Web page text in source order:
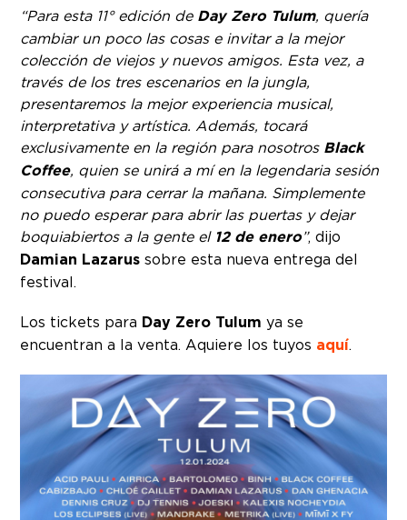
“Para esta 11° edición de Day Zero Tulum, quería
cambiar un poco las cosas e invitar a la mejor
colección de viejos y nuevos amigos. Esta vez, a
través de los tres escenarios en la jungla,
presentaremos la mejor experiencia musical,
interpretativa y artística. Además, tocará
exclusivamente en la región para nosotros Black
Coffee, quien se unirá a mí en la legendaria sesión
consecutiva para cerrar la mañana. Simplemente
no puedo esperar para abrir las puertas y dejar
boquiabiertos a la gente el 12 de enero”, dijo
Damian Lazarus sobre esta nueva entrega del
festival.
Los tickets para Day Zero Tulum ya se
encuentran a la venta. Aquiere los tuyos aquí.